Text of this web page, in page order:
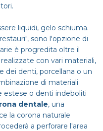
liquidi, gelo schiuma.
sono l'opzione di
è progredita oltre il
con vari materiali,
dei denti, porcellana o un
di materiali
estese o denti indeboliti
dentale, una
la corona naturale
a perforare l'area